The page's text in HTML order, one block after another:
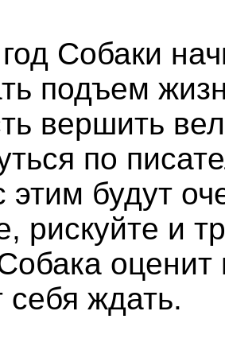
Собаки
подъем
вершить
по
этим будут
рискуйте и
оценит
себя ждать.